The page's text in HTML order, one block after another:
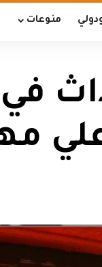
منوعات